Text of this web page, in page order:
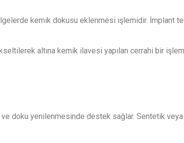
kemik dokusu eklenmesi işlemidir. İmplant
altına kemik ilavesi yapılan cerrahi bir
doku yenilenmesinde destek sağlar. Sentetik